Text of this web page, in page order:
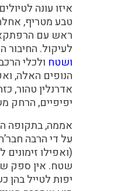
איזו עונה
טבע מטריף,
ראש עם
לעיקול. החיבור
ושטח ולכלי
הנופים האלה,
אדרנלין טהור,
יפיפיים, הרחק
אממה, בתקופה
על די הרבה
(ואפילו זימונים
שטח. אין ספק
יפות לטייל בהן